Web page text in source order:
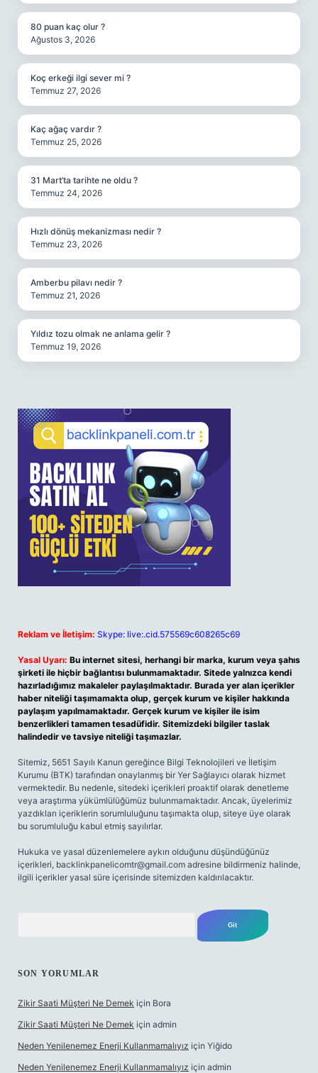
80 puan kaç olur ?
Ağustos 3, 2026
Koç erkeği ilgi sever mi ?
Temmuz 27, 2026
Kaç ağaç vardır ?
Temmuz 25, 2026
31 Mart’ta tarihte ne oldu ?
Temmuz 24, 2026
Hızlı dönüş mekanizması nedir ?
Temmuz 23, 2026
Amberbu pilavı nedir ?
Temmuz 21, 2026
Yıldız tozu olmak ne anlama gelir ?
Temmuz 19, 2026
Reklam ve İletişim: Skype: live:.cid.575569c608265c69
Yasal Uyarı: Bu internet sitesi, herhangi bir marka, kurum veya şahıs
şirketi ile hiçbir bağlantısı bulunmamaktadır. Sitede yalnızca kendi
hazırladığımız makaleler paylaşılmaktadır. Burada yer alan içerikler
haber niteliği taşımamakta olup, gerçek kurum ve kişiler hakkında
paylaşım yapılmamaktadır. Gerçek kurum ve kişiler ile isim
benzerlikleri tamamen tesadüfidir. Sitemizdeki bilgiler taslak
halindedir ve tavsiye niteliği taşımazlar.
Sitemiz, 5651 Sayılı Kanun gereğince Bilgi Teknolojileri ve İletişim
Kurumu (BTK) tarafından onaylanmış bir Yer Sağlayıcı olarak hizmet
vermektedir. Bu nedenle, sitedeki içerikleri proaktif olarak denetleme
veya araştırma yükümlülüğümüz bulunmamaktadır. Ancak, üyelerimiz
yazdıkları içeriklerin sorumluluğunu taşımakta olup, siteye üye olarak
bu sorumluluğu kabul etmiş sayılırlar.
Hukuka ve yasal düzenlemelere aykırı olduğunu düşündüğünüz
içerikleri, backlinkpanelicomtr@gmail.com adresine bildirmeniz halinde,
ilgili içerikler yasal süre içerisinde sitemizden kaldırılacaktır.
SON YORUMLAR
Zikir Saati Müşteri Ne Demek için Bora
Zikir Saati Müşteri Ne Demek için admin
Neden Yenilenemez Enerji Kullanmamalıyız için Yiğido
Neden Yenilenemez Enerji Kullanmamalıyız için admin